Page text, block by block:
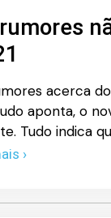
acerca
aponta, o
Tudo indica
›